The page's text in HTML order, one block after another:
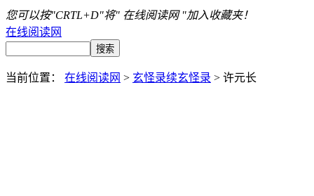
您可以按"CRTL+D"将" 在线阅读网 "加入收藏夹！
在线阅读网
当前位置： 在线阅读网 > 玄怪录续玄怪录 > 许元长